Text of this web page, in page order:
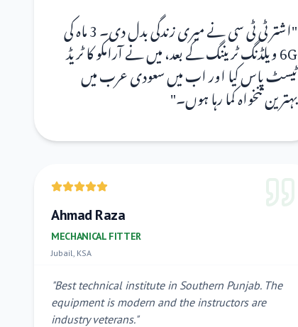
" اشتر ٹی ٹی سی نے میری زندگی بدل دی۔ 3 ماہ کی
6G ویلڈنگ ٹریننگ کے بعد، میں نے آرامکو کا ٹریڈ
ٹیسٹ پاس کیا اور اب میں سعودی عرب میں
بہترین تنخواہ کما رہا ہوں۔"
Ahmad Raza
MECHANICAL FITTER
Jubail, KSA
"Best technical institute in Southern Punjab. The
equipment is modern and the instructors are
industry veterans."